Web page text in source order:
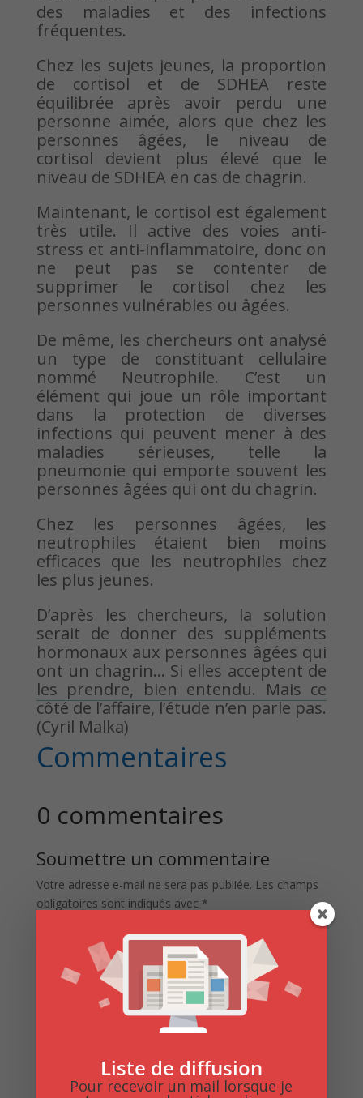
des maladies et des infections
fréquentes.
Chez les sujets jeunes, la proportion
de cortisol et de SDHEA reste
équilibrée après avoir perdu une
personne aimée, alors que chez les
personnes âgées, le niveau de
cortisol devient plus élevé que le
niveau de SDHEA en cas de chagrin.
Maintenant, le cortisol est également
très utile. Il active des voies anti-
stress et anti-inflammatoire, donc on
ne peut pas se contenter de
supprimer le cortisol chez les
personnes vulnérables ou âgées.
De même, les chercheurs ont analysé
un type de constituant cellulaire
nommé Neutrophile. C’est un
élément qui joue un rôle important
dans la protection de diverses
infections qui peuvent mener à des
maladies sérieuses, telle la
pneumonie qui emporte souvent les
personnes âgées qui ont du chagrin.
Chez les personnes âgées, les
neutrophiles étaient bien moins
efficaces que les neutrophiles chez
les plus jeunes.
D’après les chercheurs, la solution
serait de donner des suppléments
hormonaux aux personnes âgées qui
ont un chagrin… Si elles acceptent de
les prendre, bien entendu. Mais ce
côté de l’affaire, l’étude n’en parle pas.
(Cyril Malka)
Commentaires
0 commentaires
Soumettre un commentaire
Votre adresse e-mail ne sera pas publiée. Les champs
obligatoires sont indiqués avec *
Liste de diffusion
Pour recevoir un mail lorsque je